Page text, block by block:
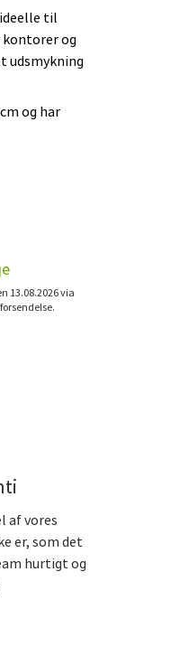
til
og
udsmykning
og har
13.08.2026 via
af vores
er, som det
hurtigt og